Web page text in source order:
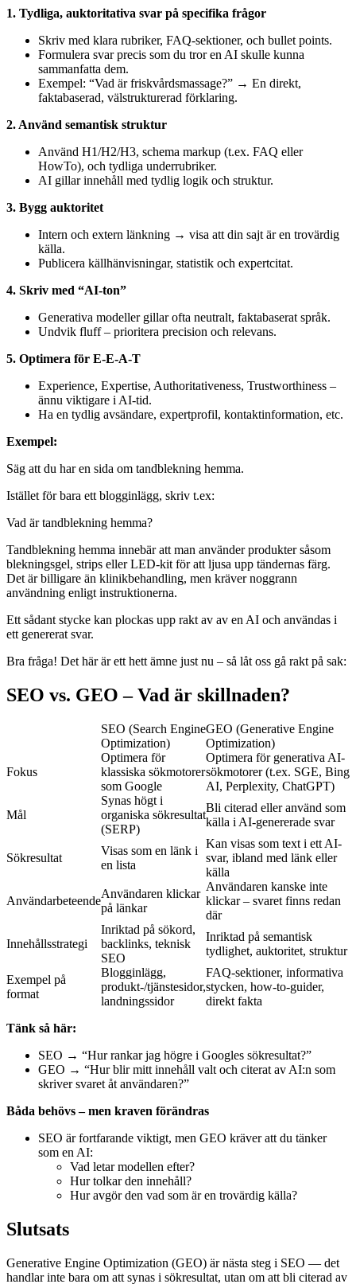
1. Tydliga, auktoritativa svar på specifika frågor
Skriv med klara rubriker, FAQ-sektioner, och bullet points.
Formulera svar precis som du tror en AI skulle kunna
sammanfatta dem.
Exempel: “Vad är friskvårdsmassage?” → En direkt,
faktabaserad, välstrukturerad förklaring.
2. Använd semantisk struktur
Använd H1/H2/H3, schema markup (t.ex. FAQ eller
HowTo), och tydliga underrubriker.
AI gillar innehåll med tydlig logik och struktur.
3. Bygg auktoritet
Intern och extern länkning → visa att din sajt är en trovärdig
källa.
Publicera källhänvisningar, statistik och expertcitat.
4. Skriv med “AI-ton”
Generativa modeller gillar ofta neutralt, faktabaserat språk.
Undvik fluff – prioritera precision och relevans.
5. Optimera för E-E-A-T
Experience, Expertise, Authoritativeness, Trustworthiness –
ännu viktigare i AI-tid.
Ha en tydlig avsändare, expertprofil, kontaktinformation, etc.
Exempel:
Säg att du har en sida om tandblekning hemma.
Istället för bara ett blogginlägg, skriv t.ex:
Vad är tandblekning hemma?
Tandblekning hemma innebär att man använder produkter såsom
blekningsgel, strips eller LED-kit för att ljusa upp tändernas färg.
Det är billigare än klinikbehandling, men kräver noggrann
användning enligt instruktionerna.
Ett sådant stycke kan plockas upp rakt av av en AI och användas i
ett genererat svar.
Bra fråga! Det här är ett hett ämne just nu – så låt oss gå rakt på sak:
SEO vs. GEO – Vad är skillnaden?
SEO (Search Engine
Optimization)
GEO (Generative Engine
Optimization)
Fokus
Optimera för
klassiska sökmotorer
som Google
Optimera för generativa AI-
sökmotorer (t.ex. SGE, Bing
AI, Perplexity, ChatGPT)
Mål
Synas högt i
organiska sökresultat
(SERP)
Bli citerad eller använd som
källa i AI-genererade svar
Sökresultat
Visas som en länk i
en lista
Kan visas som text i ett AI-
svar, ibland med länk eller
källa
Användarbeteende
Användaren klickar
på länkar
Användaren kanske inte
klickar – svaret finns redan
där
Innehållsstrategi
Inriktad på sökord,
backlinks, teknisk
SEO
Inriktad på semantisk
tydlighet, auktoritet, struktur
Exempel på
format
Blogginlägg,
produkt-/tjänstesidor,
landningssidor
FAQ-sektioner, informativa
stycken, how-to-guider,
direkt fakta
Tänk så här:
SEO → “Hur rankar jag högre i Googles sökresultat?”
GEO → “Hur blir mitt innehåll valt och citerat av AI:n som
skriver svaret åt användaren?”
Båda behövs – men kraven förändras
SEO är fortfarande viktigt, men GEO kräver att du tänker
som en AI:
Vad letar modellen efter?
Hur tolkar den innehåll?
Hur avgör den vad som är en trovärdig källa?
Slutsats
Generative Engine Optimization (GEO) är nästa steg i SEO — det
handlar inte bara om att synas i sökresultat, utan om att bli citerad av